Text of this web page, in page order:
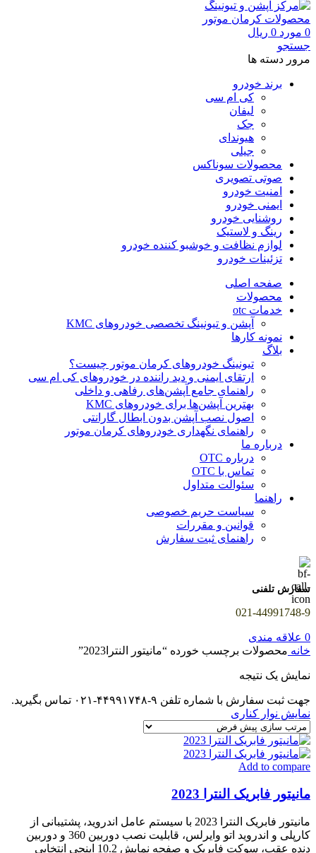
0 مورد 0 ریال
جستجو
مرور دسته ها
برند خودرو
کی ام سی
لیفان
جک
هیوندای
جیلی
محصولات سوناکس
صوتی تصویری
امنیت خودرو
ایمنی خودرو
روشنایی خودرو
رینگ و لاستیک
لوازم نظافت و خوشبو کننده خودرو
تزئینات خودرو
صفحه اصلی
محصولات
خدمات otc
آپشن و تیونینگ تخصصی خودروهای KMC
نمونه کارها
بلاگ
تیونینگ خودروهای کرمان موتور چیست؟
ارتقای ایمنی و دید راننده در خودروهای کی ام سی
راهنمای جامع آپشن‌های رفاهی و داخلی
بهترین آپشن‌ها برای خودروهای KMC
اصول نصب آپشن بدون ابطال گارانتی
راهنمای نگهداری خودروهای کرمان موتور
درباره ما
درباره OTC
تماس با OTC
سئوالت متداول
راهنما
سیاست حریم خصوصی
قوانین و مقررات
راهنمای ثبت سفارش
سفارش تلفنی
021-44991748-9
0 علاقه مندی
خانه محصولات برچسب خورده “مانیتور النترا2023”
نمایش یک نتیجه
جهت ثبت سفارش با شماره تلفن ۹-۴۴۹۹۱۷۴۸-۰۲۱ تماس بگیرید.
نمایش نوار کناری
Add to compare
مانیتور فابریک النترا 2023
مانیتور فابریک النترا 2023 با سیستم عامل اندروید، پشتیبانی از
کارپلی و اندروید اتو وایرلس، قابلیت نصب دوربین 360 و دوربین
دنده عقب، سوکت فابریک و صفحه نمایش 10.2 اینچی انتخابی